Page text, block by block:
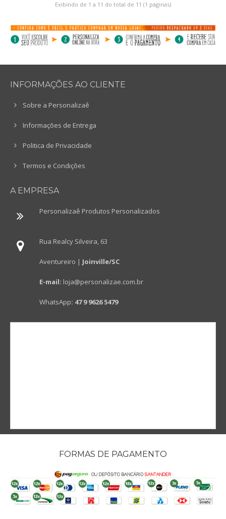
Exibindo de 1 a 11 do total de 11 (1 páginas)
INFORMAÇÕES AO CLIENTE
Sobre a Personalizaê
Informações de Entrega
Politica de Privacidade
Termos e Condições
A EMPRESA
Personalizaê Produtos Personalizados
Rua Realcy Silveira, 63
Aventureiro | Joinville/SC
E-mail: loja@personalizae.com.br
WhatsApp: 47 9 9626 5479
FORMAS DE PAGAMENTO